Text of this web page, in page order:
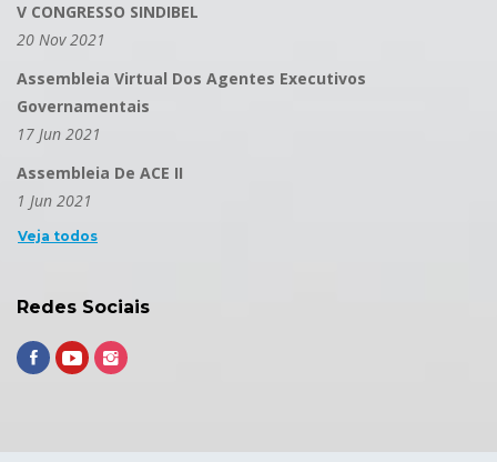
V CONGRESSO SINDIBEL
20 Nov 2021
Assembleia Virtual Dos Agentes Executivos
Governamentais
17 Jun 2021
Assembleia De ACE II
1 Jun 2021
Veja todos
Redes Sociais